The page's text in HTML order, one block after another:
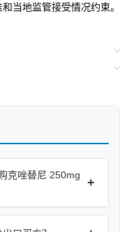
当地监管接受情况约束。
克唑替尼 250mg
+